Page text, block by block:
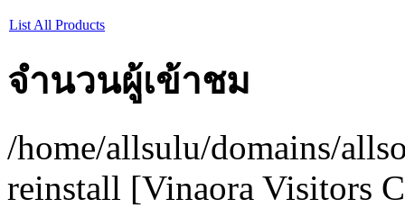
List All Products
จำนวนผู้เข้าชม
/home/allsulu/domains/
reinstall [Vinaora Visitors